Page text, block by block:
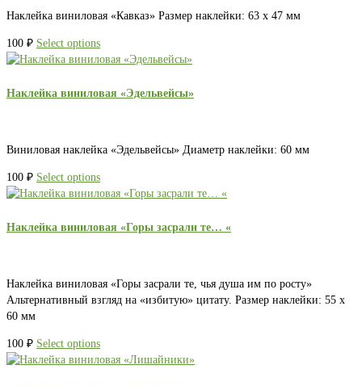
Наклейка виниловая «Кавказ» Размер наклейки: 63 х 47 мм
100 ₽ Select options
Наклейка виниловая «Эдельвейсы»
Виниловая наклейка «Эдельвейсы» Диаметр наклейки: 60 мм
100 ₽ Select options
Наклейка виниловая «Горы засрали те… «
Наклейка виниловая «Горы засрали те, чья душа им по росту»
Альтернативный взгляд на «избитую» цитату. Размер наклейки: 55 х
60 мм
100 ₽ Select options